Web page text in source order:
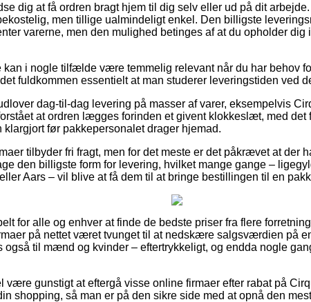
dig at få ordren bragt hjem til dig selv eller ud på dit
men tillige ualmindeligt enkel. Den billigste
varerne, men den mulighed betinges af at du opholder
kan i nogle tilfælde være temmelig relevant når du har behov
fuldkommen essentielt at man studerer leveringstiden ved
dag-til-dag levering på masser af varer, eksempelvis
at ordren lægges forinden et givent klokkeslæt, med det
klargjort før pakkepersonalet drager hjemad.
tilbyder fri fragt, men for det meste er det påkrævet at der
den billigste form for levering, hvilket mange gange –
Aars – vil blive at få dem til at bringe bestillingen til en
for alle og enhver at finde de bedste priser fra flere
på nettet været tvunget til at nedskære salgsværdien på
også til mænd og kvinder – eftertrykkeligt, og endda nogle
være gunstigt at eftergå visse online firmaer efter rabat på
shopping, så man er på den sikre side med at opnå den